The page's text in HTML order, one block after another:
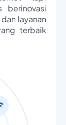
berinovasi
layanan
terbaik